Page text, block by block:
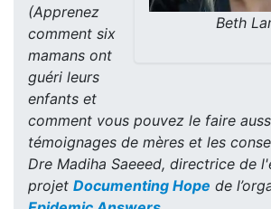
Beth
(Apprenez
comment six
mamans ont
guéri leurs
enfants et
comment vous pouvez le faire
témoignages de mères et les
Dre Madiha Saeeed, directrice de
projet Documenting Hope de